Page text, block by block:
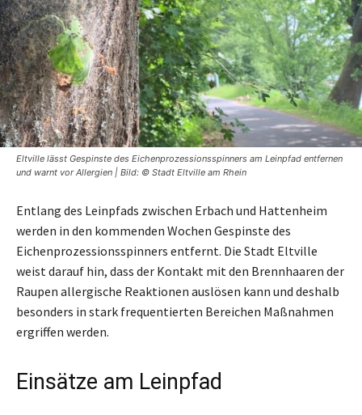
Eltville lässt Gespinste des Eichenprozessionsspinners am Leinpfad entfernen
und warnt vor Allergien | Bild: © Stadt Eltville am Rhein
Entlang des Leinpfads zwischen Erbach und Hattenheim
werden in den kommenden Wochen Gespinste des
Eichenprozessionsspinners entfernt. Die Stadt Eltville
weist darauf hin, dass der Kontakt mit den Brennhaaren der
Raupen allergische Reaktionen auslösen kann und deshalb
besonders in stark frequentierten Bereichen Maßnahmen
ergriffen werden.
Einsätze am Leinpfad